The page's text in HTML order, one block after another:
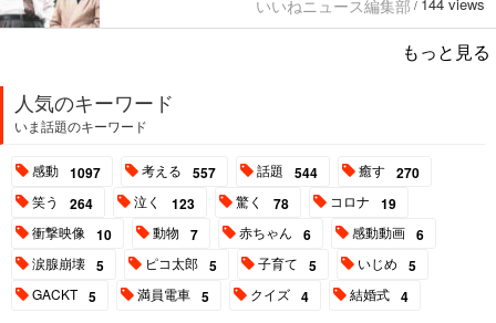
いいねニュース編集部 /
もっと見る
人気のキーワード
いま話題のキーワード
感動 1097 考える 557 話題 544 癒す 270
笑う 264 泣く 123 驚く 78 コロナ 19
衝撃映像 10 動物 7 赤ちゃん 6 感動動画 6
涙腺崩壊 5 ピコ太郎 5 子育て 5 いじめ 5
GACKT 5 満員電車 5 クイズ 4 結婚式 4